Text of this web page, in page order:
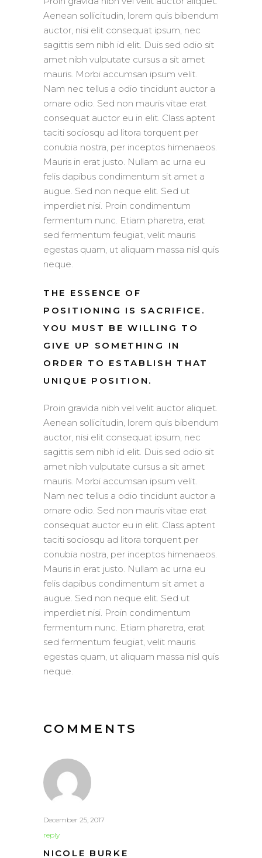
Aenean sollicitudin, lorem quis bibendum
auctor, nisi elit consequat ipsum, nec
sagittis sem nibh id elit. Duis sed odio sit
amet nibh vulputate cursus a sit amet
mauris. Morbi accumsan ipsum velit.
Nam nec tellus a odio tincidunt auctor a
ornare odio. Sed non mauris vitae erat
consequat auctor eu in elit. Class aptent
taciti sociosqu ad litora torquent per
conubia nostra, per inceptos himenaeos.
Mauris in erat justo. Nullam ac urna eu
felis dapibus condimentum sit amet a
augue. Sed non neque elit. Sed ut
imperdiet nisi. Proin condimentum
fermentum nunc. Etiam pharetra, erat
sed fermentum feugiat, velit mauris
egestas quam, ut aliquam massa nisl quis
neque.
THE ESSENCE OF
POSITIONING IS SACRIFICE.
YOU MUST BE WILLING TO
GIVE UP SOMETHING IN
ORDER TO ESTABLISH THAT
UNIQUE POSITION.
Proin gravida nibh vel velit auctor aliquet.
Aenean sollicitudin, lorem quis bibendum
auctor, nisi elit consequat ipsum, nec
sagittis sem nibh id elit. Duis sed odio sit
amet nibh vulputate cursus a sit amet
mauris. Morbi accumsan ipsum velit.
Nam nec tellus a odio tincidunt auctor a
ornare odio. Sed non mauris vitae erat
consequat auctor eu in elit. Class aptent
taciti sociosqu ad litora torquent per
conubia nostra, per inceptos himenaeos.
Mauris in erat justo. Nullam ac urna eu
felis dapibus condimentum sit amet a
augue. Sed non neque elit. Sed ut
imperdiet nisi. Proin condimentum
fermentum nunc. Etiam pharetra, erat
sed fermentum feugiat, velit mauris
egestas quam, ut aliquam massa nisl quis
neque.
COMMENTS
December 25, 2017
reply
NICOLE BURKE